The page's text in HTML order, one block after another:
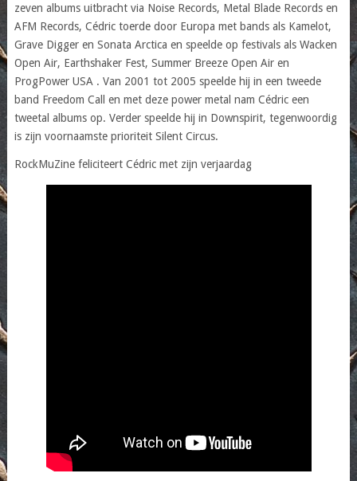
zeven albums uitbracht via Noise Records, Metal Blade Records en
AFM Records, Cédric toerde door Europa met bands als Kamelot,
Grave Digger en Sonata Arctica en speelde op festivals als Wacken
Open Air, Earthshaker Fest, Summer Breeze Open Air en
ProgPower USA . Van 2001 tot 2005 speelde hij in een tweede
band Freedom Call en met deze power metal nam Cédric een
tweetal albums op. Verder speelde hij in Downspirit, tegenwoordig
is zijn voornaamste prioriteit Silent Circus.
RockMuZine feliciteert Cédric met zijn verjaardag